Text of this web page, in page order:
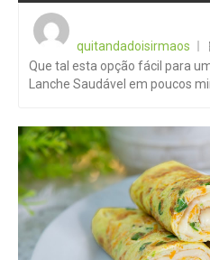
quitandadoisirmaos
Que tal esta opção fácil para
Lanche Saudável em poucos